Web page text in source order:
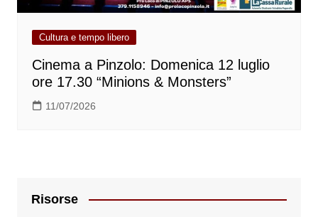
Cultura e tempo libero
Cinema a Pinzolo: Domenica 12 luglio
ore 17.30 “Minions & Monsters”
11/07/2026
Risorse